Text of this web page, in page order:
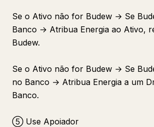
Se o Ativo não for Budew → Se
Banco → Atribua Energia ao Ativo,
Budew.
Se o Ativo não for Budew → Se
no Banco → Atribua Energia a um
Banco.
⑤ Use Apoiador